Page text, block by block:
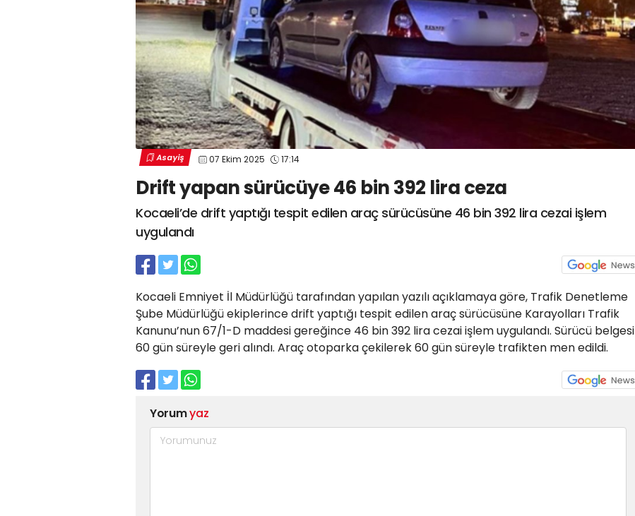
Asayiş 07 Ekim 2025 17:14
Drift yapan sürücüye 46 bin 392 lira ceza
Kocaeli’de drift yaptığı tespit edilen araç sürücüsüne 46 bin 392 lira cezai işlem
uygulandı
Kocaeli Emniyet İl Müdürlüğü tarafından yapılan yazılı açıklamaya göre, Trafik Denetleme
Şube Müdürlüğü ekiplerince drift yaptığı tespit edilen araç sürücüsüne Karayolları Trafik
Kanunu’nun 67/1-D maddesi gereğince 46 bin 392 lira cezai işlem uygulandı. Sürücü belgesi
60 gün süreyle geri alındı. Araç otoparka çekilerek 60 gün süreyle trafikten men edildi.
Yorumyaz